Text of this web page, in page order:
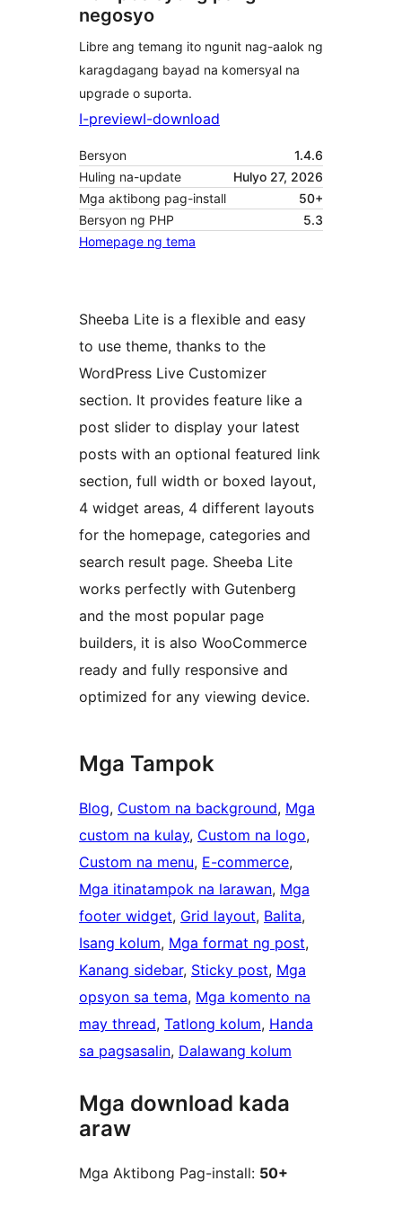
negosyo
Libre ang temang ito ngunit nag-aalok ng
karagdagang bayad na komersyal na
upgrade o suporta.
I-previewI-download
Bersyon
1.4.6
Huling na-update
Hulyo 27, 2026
Mga aktibong pag-install
50+
Bersyon ng PHP
5.3
Homepage ng tema
Sheeba Lite is a flexible and easy
to use theme, thanks to the
WordPress Live Customizer
section. It provides feature like a
post slider to display your latest
posts with an optional featured link
section, full width or boxed layout,
4 widget areas, 4 different layouts
for the homepage, categories and
search result page. Sheeba Lite
works perfectly with Gutenberg
and the most popular page
builders, it is also WooCommerce
ready and fully responsive and
optimized for any viewing device.
Mga Tampok
Blog, Custom na background, Mga
custom na kulay, Custom na logo
Custom na menu, E-commerce
Mga itinatampok na larawan, Mga
footer widget, Grid layout, Balita
Isang kolum, Mga format ng post
Kanang sidebar, Sticky post, Mga
opsyon sa tema, Mga komento na
may thread, Tatlong kolum, Handa
sa pagsasalin, Dalawang kolum
Mga download kada
araw
Mga Aktibong Pag-install: 50+